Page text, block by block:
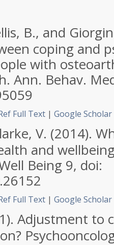
B., and
coping and
with
Ann. Behav.
Full Text | Google Scholar
V. (2014).
and
Being 9, doi:
Full Text | Google Scholar
Adjustment